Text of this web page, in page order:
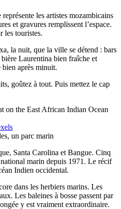
les artistes mozambicains
et gravures remplissent l’espace.
les touristes.
la nuit, que la ville se détend : bars
Laurentina bien fraîche et
après minuit.
goûtez à tout. Puis mettez le cap
un parc marin
Santa Carolina et Bangue. Cinq
marin depuis 1971. Le récif
Indien occidental.
dans les herbiers marins. Les
Les baleines à bosse passent par
y est vraiment extraordinaire.